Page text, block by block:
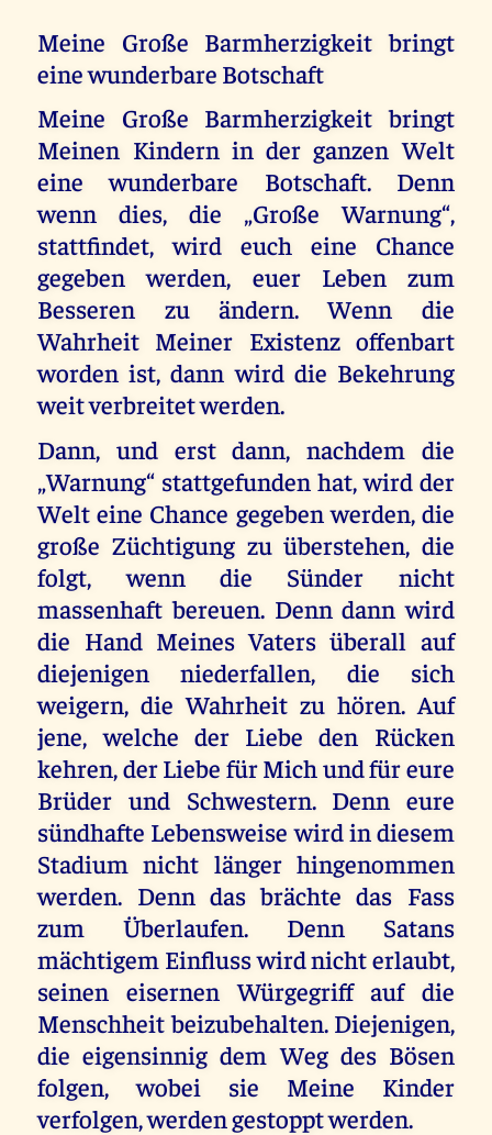
Meine Große Barmherzigkeit bringt
eine wunderbare Botschaft
Meine Große Barmherzigkeit bringt
Meinen Kindern in der ganzen Welt
eine wunderbare Botschaft. Denn
wenn dies, die „Große Warnung“,
stattfindet, wird euch eine Chance
gegeben werden, euer Leben zum
Besseren zu ändern. Wenn die
Wahrheit Meiner Existenz offenbart
worden ist, dann wird die Bekehrung
weit verbreitet werden.
Dann, und erst dann, nachdem die
„Warnung“ stattgefunden hat, wird der
Welt eine Chance gegeben werden, die
große Züchtigung zu überstehen, die
folgt, wenn die Sünder nicht
massenhaft bereuen. Denn dann wird
die Hand Meines Vaters überall auf
diejenigen niederfallen, die sich
weigern, die Wahrheit zu hören. Auf
jene, welche der Liebe den Rücken
kehren, der Liebe für Mich und für eure
Brüder und Schwestern. Denn eure
sündhafte Lebensweise wird in diesem
Stadium nicht länger hingenommen
werden. Denn das brächte das Fass
zum Überlaufen. Denn Satans
mächtigem Einfluss wird nicht erlaubt,
seinen eisernen Würgegriff auf die
Menschheit beizubehalten. Diejenigen,
die eigensinnig dem Weg des Bösen
folgen, wobei sie Meine Kinder
verfolgen, werden gestoppt werden.